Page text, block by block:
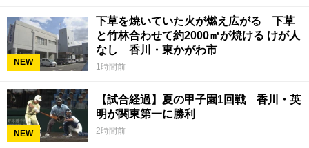
NEW
下草を焼いていた火が燃え広がる 下草
と竹林合わせて約2000㎡が焼ける けが人
なし 香川・東かがわ市
1時間前
NEW
【試合経過】夏の甲子園1回戦 香川・英
明が関東第一に勝利
2時間前